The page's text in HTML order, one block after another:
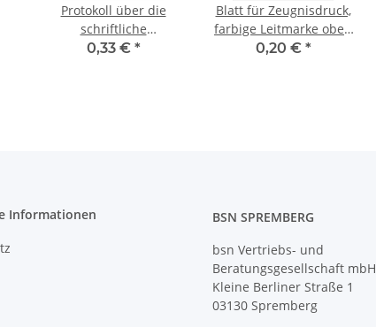
Protokoll über die
schriftliche
Abschlussprüfung, RSA
0,33 € *
Blatt für Zeugnisdruck,
farbige Leitmarke oben
rechts, Rahmen auf
0,20 € *
Informationen
BSN SPREMBERG
bsn Vertriebs- und
Beratungsgesellschaft mbH
Kleine Berliner Straße 1
03130 Spremberg